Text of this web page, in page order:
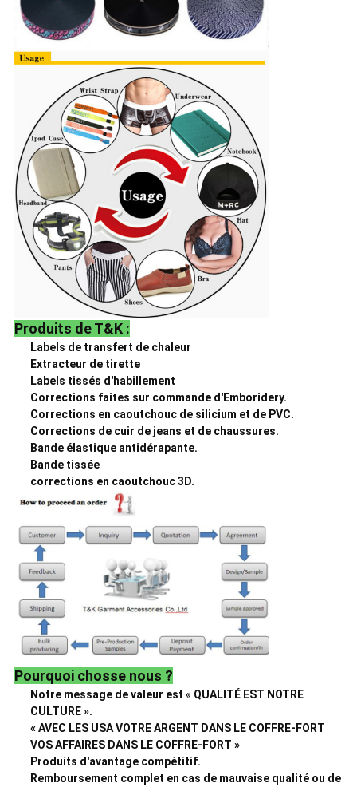
Produits de T&K :
Labels de transfert de chaleur
Extracteur de tirette
Labels tissés d'habillement
Corrections faites sur commande d'Emboridery.
Corrections en caoutchouc de silicium et de PVC.
Corrections de cuir de jeans et de chaussures.
Bande élastique antidérapante.
Bande tissée
corrections en caoutchouc 3D.
Pourquoi chosse nous ?
Notre message de valeur est « QUALITÉ EST NOTRE
CULTURE ».
« AVEC LES USA VOTRE ARGENT DANS LE COFFRE-FORT
VOS AFFAIRES DANS LE COFFRE-FORT »
Produits d'avantage compétitif.
Remboursement complet en cas de mauvaise qualité ou de